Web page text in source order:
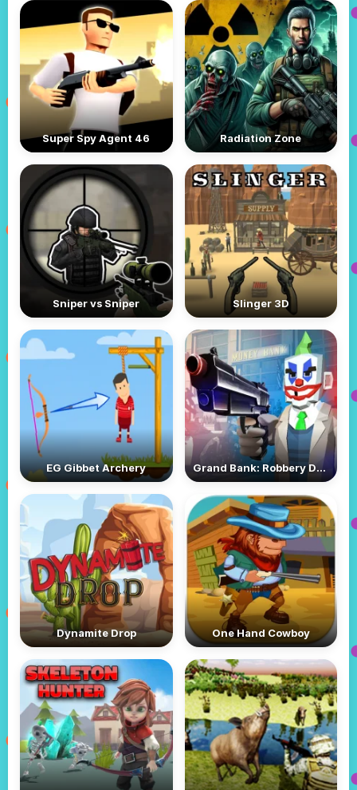
Super Spy Agent 46 Radiation Zone
Sniper vs Sniper Slinger 3D
EG Gibbet Archery Grand Bank: Robbery Duel
Dynamite Drop One Hand Cowboy